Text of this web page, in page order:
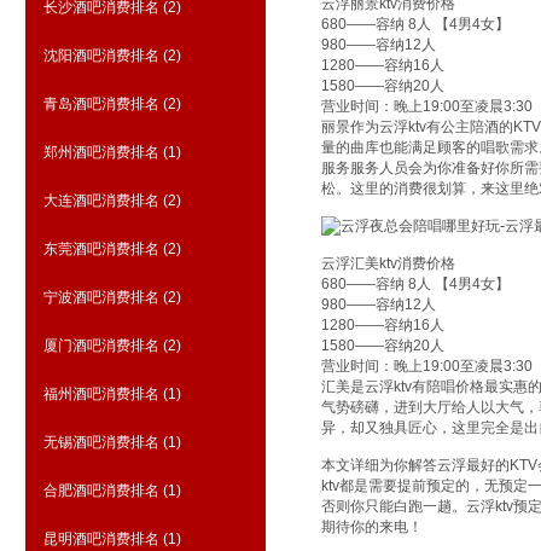
长沙酒吧消费排名 (2)
沈阳酒吧消费排名 (2)
青岛酒吧消费排名 (2)
郑州酒吧消费排名 (1)
大连酒吧消费排名 (2)
东莞酒吧消费排名 (2)
宁波酒吧消费排名 (2)
厦门酒吧消费排名 (2)
福州酒吧消费排名 (1)
无锡酒吧消费排名 (1)
合肥酒吧消费排名 (1)
昆明酒吧消费排名 (1)
云浮丽景ktv消费价格
680——容纳 8人 【4男4女】
980——容纳12人
1280——容纳16人
1580——容纳20人
营业时间：晚上19:00至凌晨3:30
丽景作为云浮ktv有公主陪酒的
量的曲库也能满足顾客的唱歌需
服务服务人员会为你准备好你所
松。这里的消费很划算，来这里
云浮汇美ktv消费价格
680——容纳 8人 【4男4女】
980——容纳12人
1280——容纳16人
1580——容纳20人
营业时间：晚上19:00至凌晨3:30
汇美是云浮ktv有陪唱价格最实惠
气势磅礴，进到大厅给人以大气
异，却又独具匠心，这里完全是
本文详细为你解答云浮最好的
ktv都是需要提前预定的，无预定
否则你只能白跑一趟。云浮ktv预
期待你的来电！